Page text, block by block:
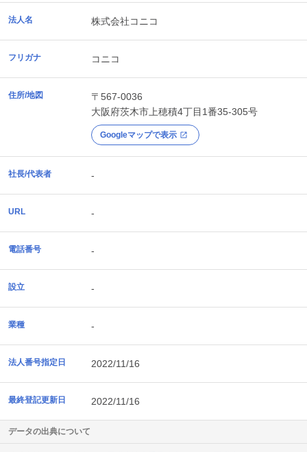
法人名 株式会社コニコ
フリガナ コニコ
住所/地図
〒567-0036
大阪府茨木市 上穂積4丁目1番35-305号
Googleマップで表示
社長/代表者 -
URL -
電話番号 -
設立 -
業種 -
法人番号指定日 2022/11/16
最終登記更新日 2022/11/16
データの出典について